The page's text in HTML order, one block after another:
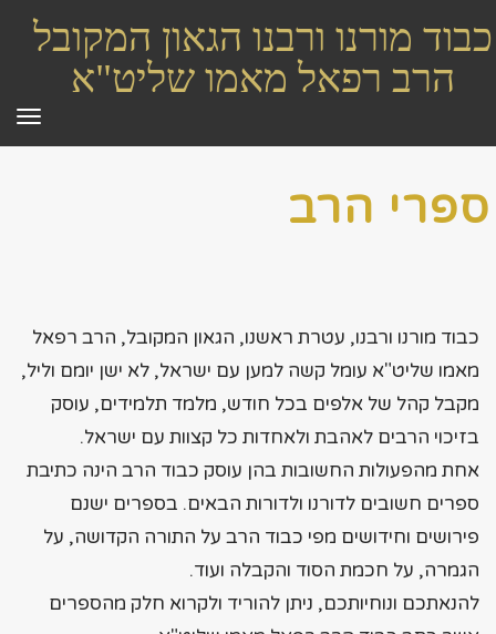
כבוד מורנו ורבנו הגאון המקובל
הרב רפאל מאמו שליט"א
ספרי הרב
כבוד מורנו ורבנו, עטרת ראשנו, הגאון המקובל, הרב רפאל
מאמו שליט"א עומל קשה למען עם ישראל, לא ישן יומם וליל,
מקבל קהל של אלפים בכל חודש, מלמד תלמידים, עוסק
בזיכוי הרבים לאהבת ולאחדות כל קצוות עם ישראל.
אחת מהפעולות החשובות בהן עוסק כבוד הרב הינה כתיבת
ספרים חשובים לדורנו ולדורות הבאים. בספרים ישנם
פירושים וחידושים מפי כבוד הרב על התורה הקדושה, על
הגמרה, על חכמת הסוד והקבלה ועוד.
להנאתכם ונוחיותכם, ניתן להוריד ולקרוא חלק מהספרים